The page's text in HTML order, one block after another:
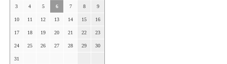
3 4 5 6 7 8 9
10 11 12 13 14 15 16
17 18 19 20 21 22 23
24 25 26 27 28 29 30
31